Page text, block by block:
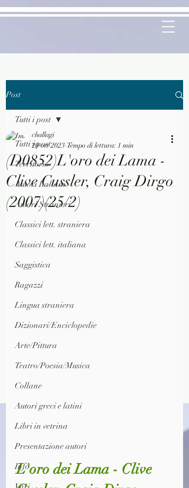
Post
Tutti i post
Territorio
Autori Italiani
Autori Stranieri
Classici lett. straniera
Classici lett. italiana
Saggistica
Ragazzi
Lingua straniera
Dizionari/Enciclopedie
Arte/Pittura
Teatro/Poesia/Musica
Collane
Autori greci e latini
Libri in vetrina
Presentazione autori
Info
Tutti i post
(D0852)L'oro dei Lama -
Clive Cussler, Craig Dirgo
(2007)(25/2)
challagi
20 ott 2023 Tempo di lettura: 1 min
L'oro dei Lama - Clive